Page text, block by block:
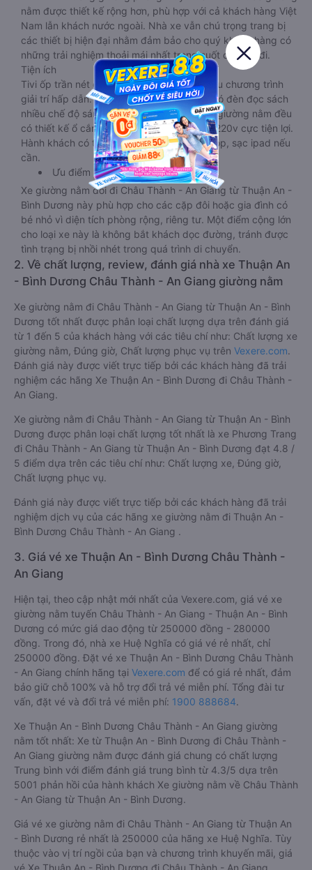
nằm được thiết kế rộng hơn, phù hợp với cả khách hàng Việt
Nam lẫn khách nước ngoài. Nhà xe vẫn chú trọng trang bị
các thiết bị hiện đại nhằm đảm bảo cho quý khách hàng có
những trải nghiệm thoải mái nhất trong suốt chuyến đi.
Tiện ích
Tivi ốp trần nét cứng, đầu HD tích hợp nhiều chương trình
giải trí hấp dẫn. Trong phòng có tai nghe, có đèn đọc sách
nhiều chế độ sáng, wifi tốc độ cao. Tại mỗi giường nằm đều
có thiết kế ổ cắm sạc đa năng nguồn điện 220v cực tiện lợi.
Hành khách có thể sạc điện thoại, sạc laptop, sạc ipad nếu
cần.
Ưu điểm
Xe giường nằm đôi đi Châu Thành - An Giang từ Thuận An -
Bình Dương này phù hợp cho các cặp đôi hoặc gia đình có
bé nhỏ vì diện tích phòng rộng, riêng tư. Một điểm cộng lớn
cho loại xe này là không bắt khách dọc đường, tránh được
tình trạng bị nhồi nhét trong quá trình di chuyển.
2. Về chất lượng, review, đánh giá nhà xe Thuận An
- Bình Dương Châu Thành - An Giang giường nằm
Xe giường nằm đi Châu Thành - An Giang từ Thuận An - Bình
Dương tốt nhất được phân loại chất lượng dựa trên đánh giá
từ 1 đến 5 của khách hàng với các tiêu chí như: Chất lượng xe
giường nằm, Đúng giờ, Chất lượng phục vụ trên Vexere.com.
Đánh giá này được viết trực tiếp bởi các khách hàng đã trải
nghiệm các hãng Xe Thuận An - Bình Dương đi Châu Thành -
An Giang.
Xe giường nằm đi Châu Thành - An Giang từ Thuận An - Bình
Dương được phân loại chất lượng tốt nhất là xe Phương Trang
đi Châu Thành - An Giang từ Thuận An - Bình Dương đạt 4.8 /
5 điểm dựa trên các tiêu chí như: Chất lượng xe, Đúng giờ,
Chất lượng phục vụ.
Đánh giá này được viết trực tiếp bởi các khách hàng đã trải
nghiệm dịch vụ của các hãng xe giường nằm đi Thuận An -
Bình Dương Châu Thành - An Giang .
3. Giá vé xe Thuận An - Bình Dương Châu Thành -
An Giang
Hiện tại, theo cập nhật mới nhất của Vexere.com, giá vé xe
giường nằm tuyến Châu Thành - An Giang - Thuận An - Bình
Dương có mức giá dao động từ 250000 đồng - 280000
đồng. Trong đó, nhà xe Huệ Nghĩa có giá vé rẻ nhất, chỉ
250000 đồng. Đặt vé xe Thuận An - Bình Dương Châu Thành
- An Giang chính hãng tại Vexere.com để có giá rẻ nhất, đảm
bảo giữ chỗ 100% và hỗ trợ đổi trả vé miễn phí. Tổng đài tư
vấn, đặt vé và đổi trả vé miễn phí: 1900 888684.
Xe Thuận An - Bình Dương Châu Thành - An Giang giường
nằm tốt nhất: Xe từ Thuận An - Bình Dương đi Châu Thành -
An Giang giường nằm được đánh giá chung có chất lượng
Trung bình với điểm đánh giá trung bình từ 4.3/5 dựa trên
5001 phản hồi của hành khách Xe giường nằm về Châu Thành
- An Giang từ Thuận An - Bình Dương.
Giá vé xe giường nằm đi Châu Thành - An Giang từ Thuận An
- Bình Dương rẻ nhất là 250000 của hãng xe Huệ Nghĩa. Tùy
thuộc vào vị trí ngồi của bạn và chương trình khuyến mãi, giá
vé Xe Thuận An - Bình Dương đi Châu Thành - An Giang